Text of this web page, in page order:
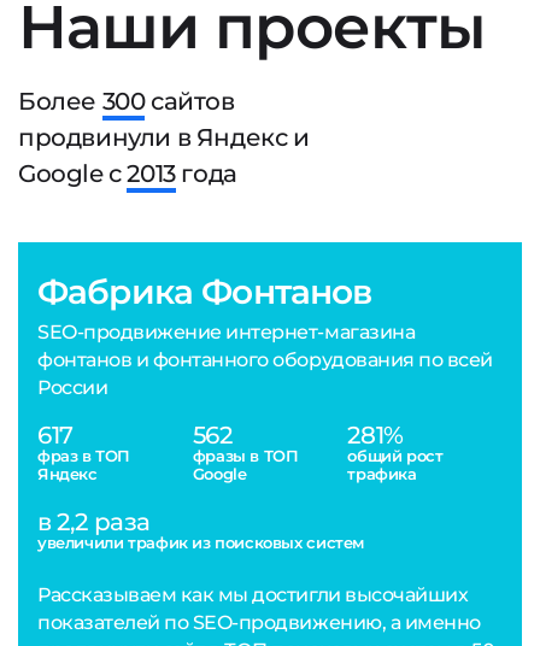
Наши проекты
Более 300сайтов
продвинули в Яндекс и
Google с2013года
Фабрика Фонтанов
SEO-продвижение интернет-магазина
фонтанов и фонтанного оборудования по всей
России
617
фраз в ТОП
Яндекс
562
фразы в ТОП
Google
281%
общий рост
трафика
в 2,2 раза
увеличили трафик из поисковых систем
Рассказываем как мы достигли высочайших
показателей по SEO-продвижению, а именно